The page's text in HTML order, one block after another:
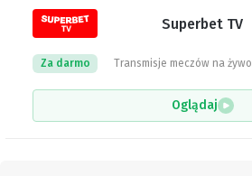
Superbet TV
Transmisje meczów na żywo
Za darmo
Oglądaj